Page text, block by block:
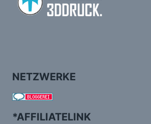
NETZWERKE
*AFFILIATELINK